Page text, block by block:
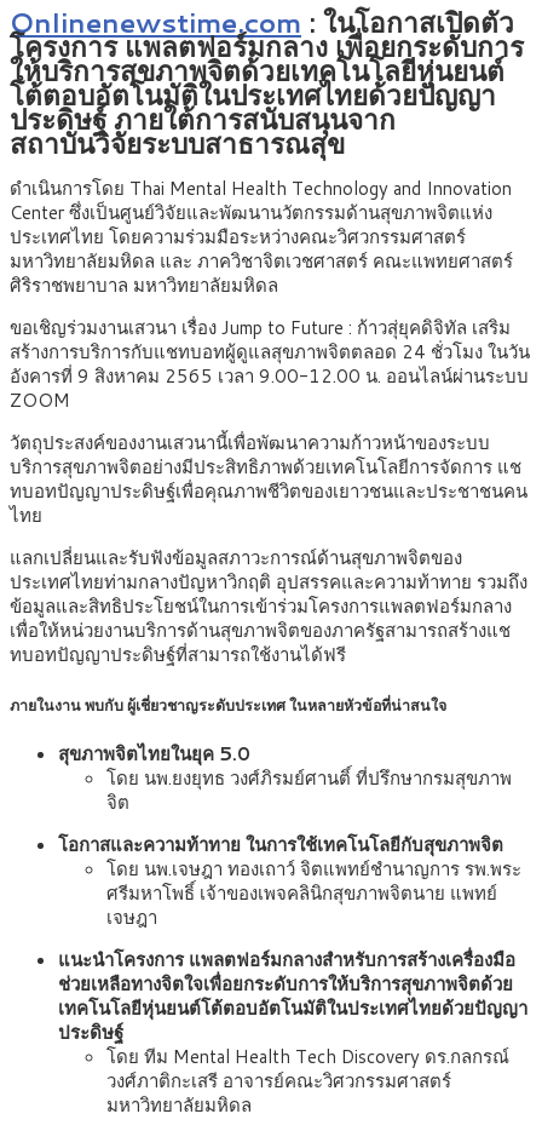
Onlinenewstime.com : ในโอกาสเปิดตัว
โครงการ แพลตฟอร์มกลาง เพื่อยกระดับการ
ให้บริการสุขภาพจิตด้วยเทคโนโลยีหุ่นยนต์
โต้ตอบอัตโนมัติในประเทศไทยด้วยปัญญา
ประดิษฐ์ ภายใต้การสนับสนุนจาก
สถาบันวิจัยระบบสาธารณสุข
ดำเนินการโดย Thai Mental Health Technology and Innovation
Center ซึ่งเป็นศูนย์วิจัยและพัฒนานวัตกรรมด้านสุขภาพจิตแห่ง
ประเทศไทย โดยความร่วมมือระหว่างคณะวิศวกรรมศาสตร์
มหาวิทยาลัยมหิดล และ ภาควิชาจิตเวชศาสตร์ คณะแพทยศาสตร์
ศิริราชพยาบาล มหาวิทยาลัยมหิดล
ขอเชิญร่วมงานเสวนา เรื่อง Jump to Future : ก้าวสุ่ยุคดิจิทัล เสริม
สร้างการบริการกับแชทบอทผู้ดูแลสุขภาพจิตตลอด 24 ชั่วโมง ในวัน
อังคารที่ 9 สิงหาคม 2565 เวลา 9.00-12.00 น. ออนไลน์ผ่านระบบ
ZOOM
วัตถุประสงค์ของงานเสวนานี้เพื่อพัฒนาความก้าวหน้าของระบบ
บริการสุขภาพจิตอย่างมีประสิทธิภาพด้วยเทคโนโลยีการจัดการ แช
ทบอทปัญญาประดิษฐ์เพื่อคุณภาพชีวิตของเยาวชนและประชาชนคน
ไทย
แลกเปลี่ยนและรับฟังข้อมูลสภาวะการณ์ด้านสุขภาพจิตของ
ประเทศไทยท่ามกลางปัญหาวิกฤติ อุปสรรคและความท้าทาย รวมถึง
ข้อมูลและสิทธิประโยชน์ในการเข้าร่วมโครงการแพลตฟอร์มกลาง
เพื่อให้หน่วยงานบริการด้านสุขภาพจิตของภาครัฐสามารถสร้างแช
ทบอทปัญญาประดิษฐ์ที่สามารถใช้งานได้ฟรี
ภายในงาน พบกับ ผู้เชี่ยวชาญระดับประเทศ ในหลายหัวข้อที่น่าสนใจ
สุขภาพจิตไทยในยุค 5.0
โดย นพ.ยงยุทธ วงศ์ภิรมย์ศานติ์ ที่ปรึกษากรมสุขภาพ
จิต
โอกาสและความท้าทาย ในการใช้เทคโนโลยีกับสุขภาพจิต
โดย นพ.เจษฎา ทองเถาว์ จิตแพทย์ชำนาญการ รพ.พระ
ศรีมหาโพธิ์ เจ้าของเพจคลินิกสุขภาพจิตนาย แพทย์
เจษฎา
แนะนำโครงการ แพลตฟอร์มกลางสำหรับการสร้างเครื่องมือ
ช่วยเหลือทางจิตใจเพื่อยกระดับการให้บริการสุขภาพจิตด้วย
เทคโนโลยีหุ่นยนต์โต้ตอบอัตโนมัติในประเทศไทยด้วยปัญญา
ประดิษฐ์
โดย ทีม Mental Health Tech Discovery ดร.กลกรณ์
วงศ์ภาติกะเสรี อาจารย์คณะวิศวกรรมศาสตร์
มหาวิทยาลัยมหิดล